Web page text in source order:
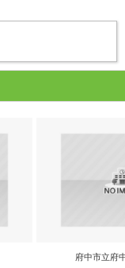
府中市立府